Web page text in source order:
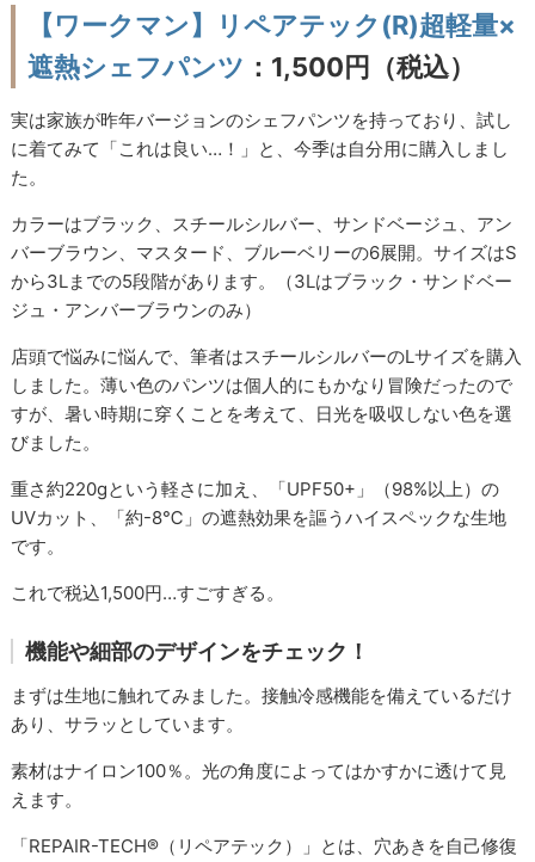
【ワークマン】リペアテック(R)超軽量×
遮熱シェフパンツ ：1,500円（税込）
実は家族が昨年バージョンのシェフパンツを持っており、試し
に着てみて「これは良い…！」と、今季は自分用に購入しまし
た。
カラーはブラック、スチールシルバー、サンドベージュ、アン
バーブラウン、マスタード、ブルーベリーの6展開。サイズはS
から3Lまでの5段階があります。（3Lはブラック・サンドベー
ジュ・アンバーブラウンのみ）
店頭で悩みに悩んで、筆者はスチールシルバーのLサイズを購入
しました。薄い色のパンツは個人的にもかなり冒険だったので
すが、暑い時期に穿くことを考えて、日光を吸収しない色を選
びました。
重さ約220gという軽さに加え、「UPF50+」（98%以上）の
UVカット、「約-8℃」の遮熱効果を謳うハイスペックな生地
です。
これで税込1,500円…すごすぎる。
機能や細部のデザインをチェック！
まずは生地に触れてみました。接触冷感機能を備えているだけ
あり、サラッとしています。
素材はナイロン100％。光の角度によってはかすかに透けて見
えます。
「REPAIR-TECH®（リペアテック）」とは、穴あきを自己修復